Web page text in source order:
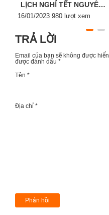
LỊCH NGHỈ TẾT NGUYÊN
ĐÁN 2023
Posted
16/01/2023 980 lượt xem
TRẢ LỜI
Email của bạn sẽ không được
được đánh dấu *
Tên *
Địa chỉ *